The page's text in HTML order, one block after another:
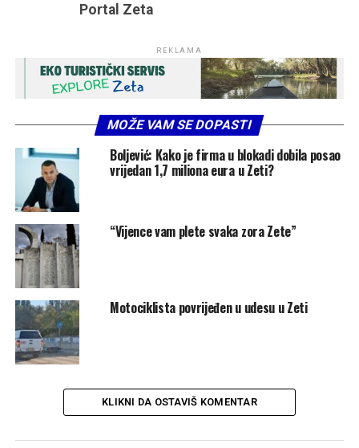
Portal Zeta
REKLAMA
MOŽE VAM SE DOPASTI
Boljević: Kako je firma u blokadi dobila posao
vrijedan 1,7 miliona eura u Zeti?
“Vijence vam plete svaka zora Zete”
Motociklista povrijeđen u udesu u Zeti
KLIKNI DA OSTAVIŠ KOMENTAR